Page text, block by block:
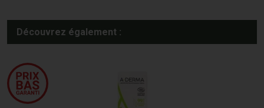
Découvrez également :